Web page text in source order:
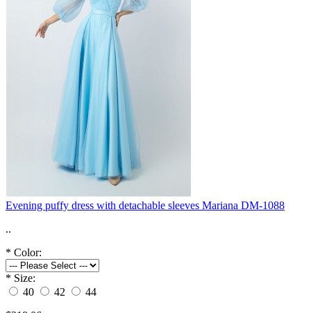
Evening puffy dress with detachable sleeves Mariana DM-1088
..
* Color:
* Size:
40
42
44